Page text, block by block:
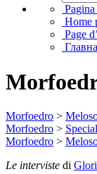
Home
Page
Morfoedro >
Morfoedro >
Morfoedro >
Le interviste di